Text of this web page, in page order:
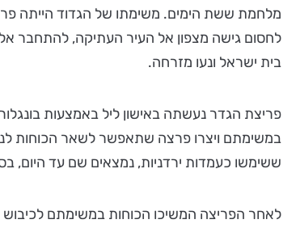
מלחמת ששת הימים. משימתו של הגדוד הייתה
לחסום גישה מצפון אל העיר העתיקה, להתחבר אל
בית ישראל ונעו מזרחה.
פריצת הגדר נעשתה באישון ליל באמצעות
במשימתם ויצרו פרצה שתאפשר לשאר הכוחות
ששימשו כעמדות ירדניות, נמצאים שם עד היום,
לאחר הפריצה המשיכו הכוחות במשימתם